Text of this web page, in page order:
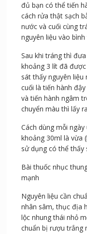
đủ bạn có thể tiến
cách rửa thật sạch
nước và cuối cùng
nguyên liệu vào
Sau khi tráng thì
khoảng 3 lít đã
sát thấy nguyên
cuối là tiến hành
và tiến hành ngâm
chuyển màu thì lấy
Cách dùng mỗi
khoảng 30ml là vừa
sử dụng có thể thấy
Bài thuốc nhục
mạnh
Nguyên liệu cần
nhân sâm, thục địa
lộc nhung thái nhỏ
chuẩn bị rượu trắng